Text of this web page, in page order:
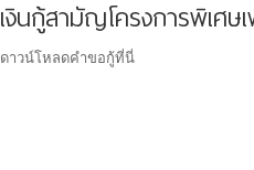
เงินกู้สามัญโครงการพิเศษ
ดาวน์โหลดคำขอกู้ที่นี่